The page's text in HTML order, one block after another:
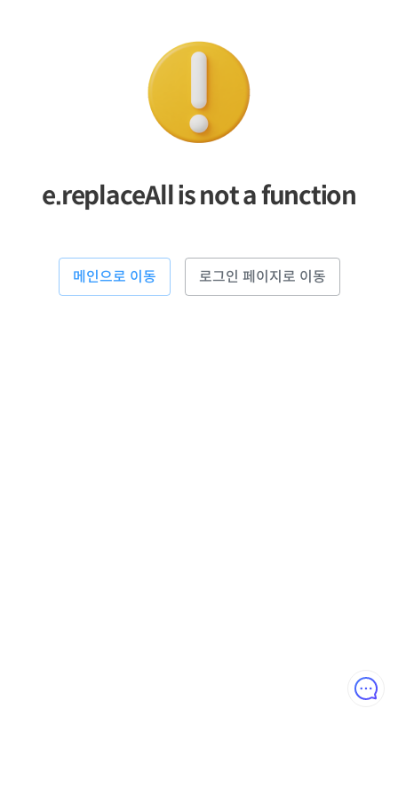
e.replaceAll is not a function
메인으로 이동 로그인 페이지로 이동